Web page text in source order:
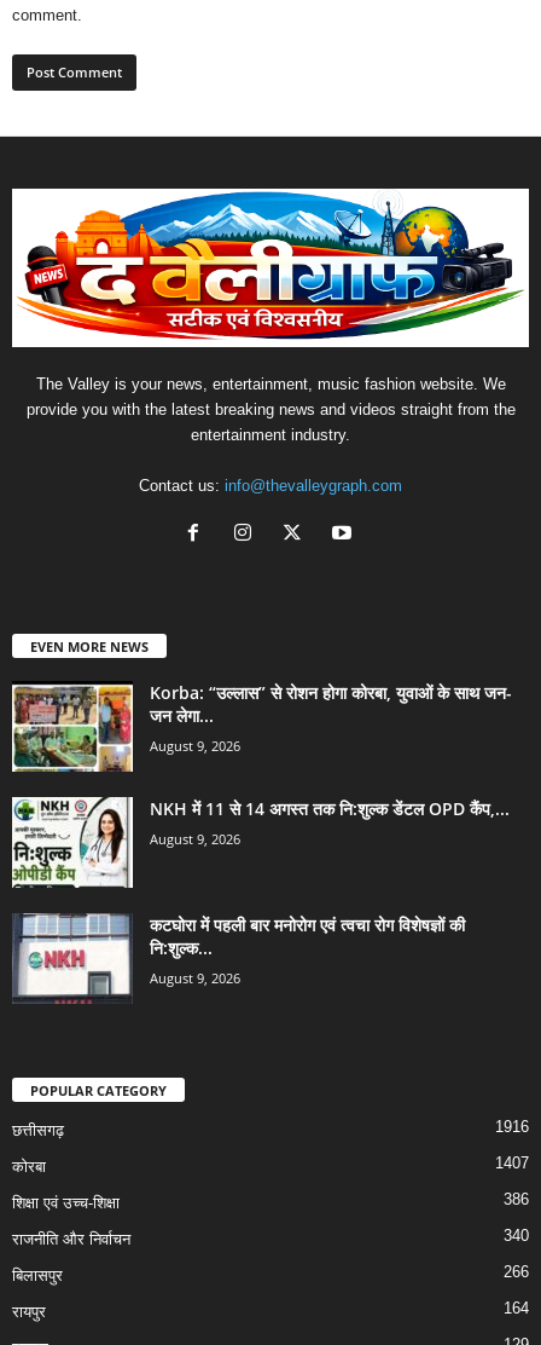
comment.
The Valley is your news, entertainment, music fashion website. We
provide you with the latest breaking news and videos straight from the
entertainment industry.
Contact us: info@thevalleygraph.com
EVEN MORE NEWS
Korba: “उल्लास” से रोशन होगा कोरबा, युवाओं के साथ जन-
जन लेगा...
August 9, 2026
NKH में 11 से 14 अगस्त तक नि:शुल्क डेंटल OPD कैंप,...
August 9, 2026
कटघोरा में पहली बार मनोरोग एवं त्वचा रोग विशेषज्ञों की
नि:शुल्क...
August 9, 2026
POPULAR CATEGORY
छत्तीसगढ़ 1916
कोरबा 1407
शिक्षा एवं उच्च-शिक्षा 386
राजनीति और निर्वाचन 340
बिलासपुर 266
रायपुर 164